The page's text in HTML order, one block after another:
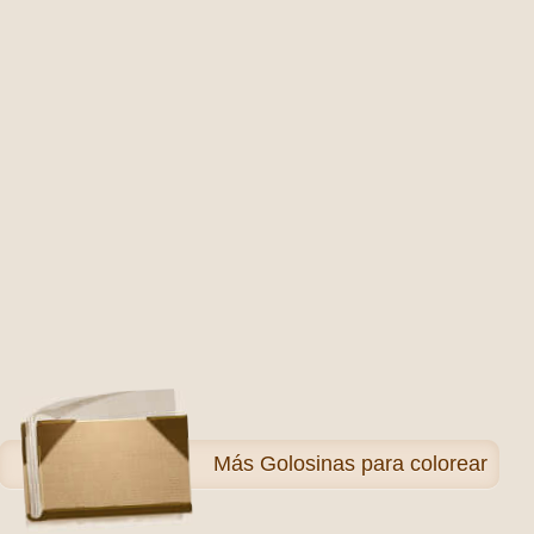
Más Golosinas para colorear